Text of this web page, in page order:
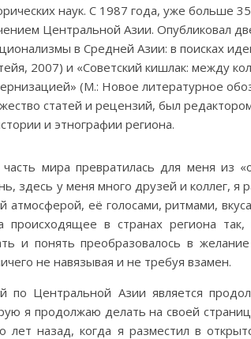
наук. С 1987 года, уже больше
Центральной Азии. Опубликовал
в Средней Азии: в поисках
2007) и «Советский кишлак: между
(М.: Новое литературное
статей и рецензий, был
и этнографии региона.
мира превратилась для меня из
здесь у меня много друзей и коллег, я
атмосферой, её голосами, ритмами,
в странах региона
и понять преобразовалось в
не навязывая и не требуя взамен.
по Центральной Азии является
я продолжаю делать на своей
лет назад, когда я разместил в